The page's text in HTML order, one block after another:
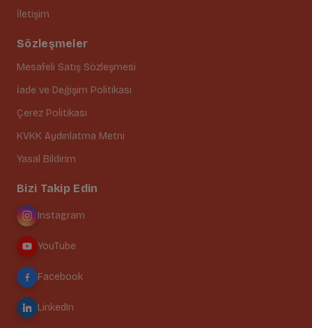
İletişim
Sözleşmeler
Mesafeli Satış Sözleşmesi
İade ve Değişim Politikası
Çerez Politikası
KVKK Aydınlatma Metni
Yasal Bildirim
Bizi Takip Edin
Instagram
YouTube
Facebook
LinkedIn